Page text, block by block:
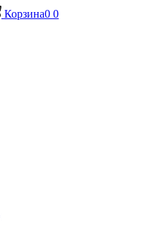
Корзина0 0